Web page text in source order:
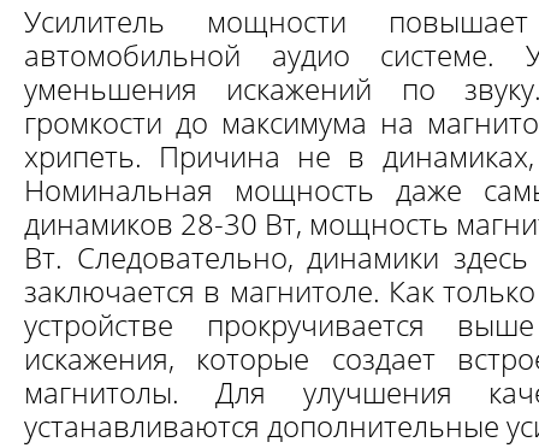
Усилитель мощности
автомобильной аудио системе.
уменьшения искажений по
громкости до максимума на
хрипеть. Причина не в
Номинальная мощность даже
динамиков 28-30 Вт, мощность
Вт. Следовательно, динамики
заключается в магнитоле. Как
устройстве прокручивается
искажения, которые создает
магнитолы. Для улучшения
устанавливаются дополнительные